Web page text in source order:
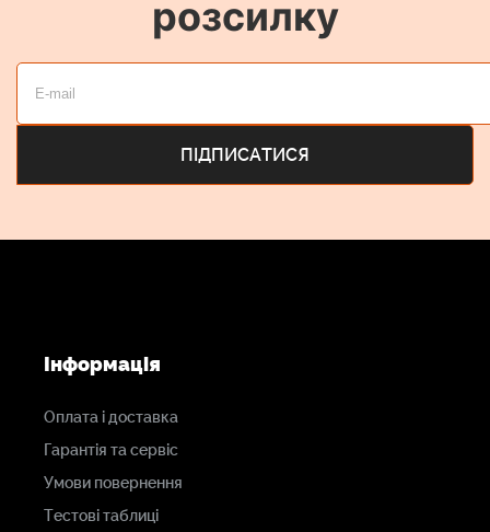
розсилку
Інформація
Оплата і доставка
Гарантія та сервіс
Умови повернення
Тестові таблиці